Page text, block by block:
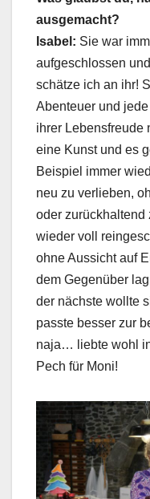
ausgemacht?
Isabel: Sie war
aufgeschlossen
schätze ich an ihr!
Abenteuer und
ihrer Lebensfreude
eine Kunst und es
Beispiel immer
neu zu verlieben,
oder zurückhaltend
wieder voll
ohne Aussicht auf
dem Gegenüber
der nächste wollte
passte besser zur
naja… liebte wohl
Pech für Moni!